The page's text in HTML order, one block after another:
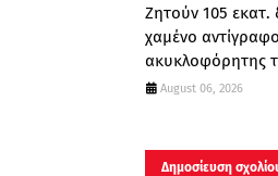
Ζητούν 105 εκατ.
χαμένο αντίγραφο
ακυκλοφόρητης
August 06, 2026
Δημοσίευση